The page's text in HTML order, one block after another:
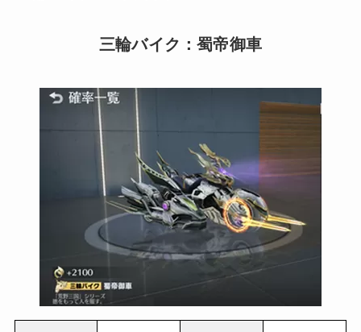
三輪バイク：蜀帝御車